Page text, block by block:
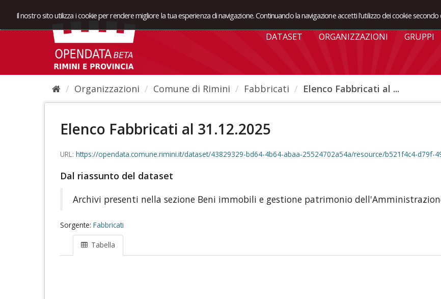
Il nostro sito utilizza i cookie per rendere migliore la tua esperienza di navigazione. Continuando la navigazione accetti l'utilizzo dei cookie
DATASET ORGANIZZAZIONI GRUPPI
Organizzazioni Comune di Rimini Fabbricati Elenco Fabbricati al ...
Elenco Fabbricati al 31.12.2025
URL: https://opendata.comune.rimini.it/dataset/43829329-bd64-4b64-abaa-25524702a54a/resource/b521f4c4-d79f-495a-
Dal riassunto del dataset
Archivi presenti nella sezione Beni immobili e gestione patrimonio
Sorgente: Fabbricati
Tabella